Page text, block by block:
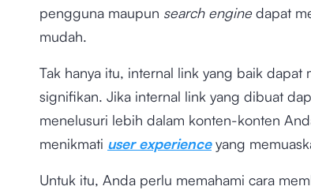
pengguna maupun search enginedapat
mudah.
Tak hanya itu, internal link yang baik dapat
signifikan. Jika internal link yang dibuat
menelusuri lebih dalam konten-konten
menikmati user experienceyang
Untuk itu, Anda perlu memahami cara